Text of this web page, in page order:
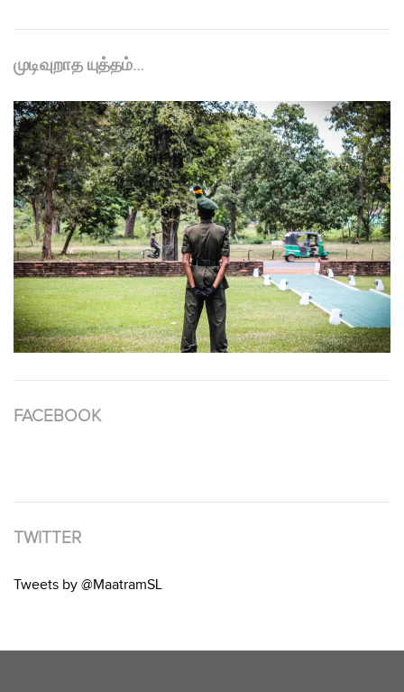
முடிவுறாத யுத்தம்…
FACEBOOK
TWITTER
Tweets by @MaatramSL